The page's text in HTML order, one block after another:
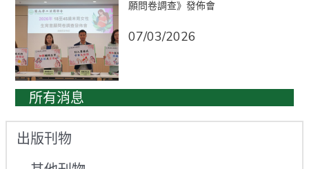
願問卷調查》發佈會
07/03/2026
所有消息
出版刊物